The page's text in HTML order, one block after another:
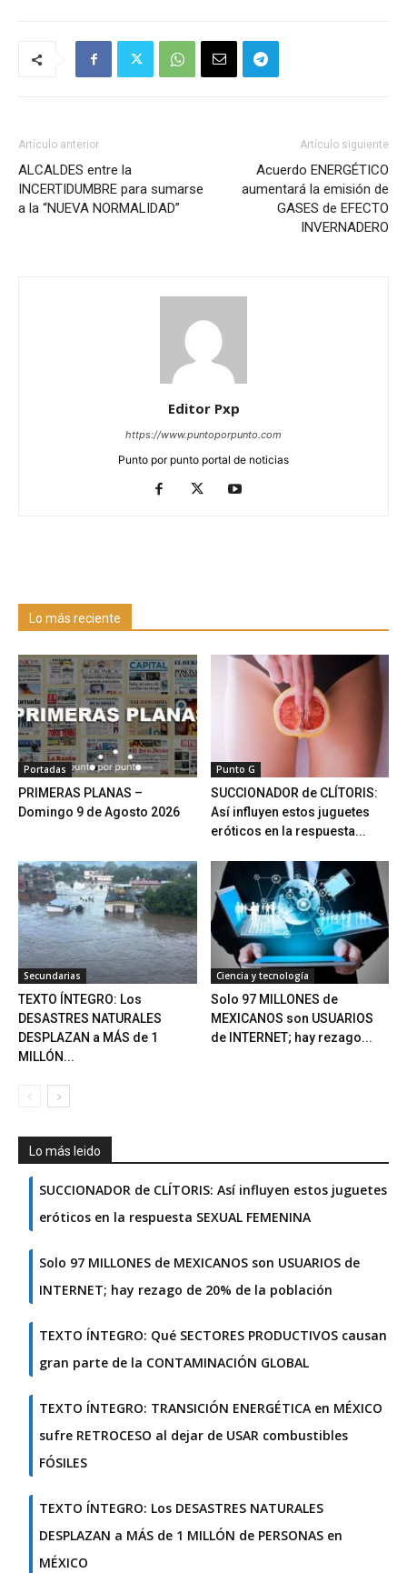
Artículo anterior
ALCALDES entre la
INCERTIDUMBRE para sumarse
a la “NUEVA NORMALIDAD”
Artículo siguiente
Acuerdo ENERGÉTICO
aumentará la emisión de
GASES de EFECTO
INVERNADERO
Editor Pxp
https://www.puntoporpunto.com
Punto por punto portal de noticias
Lo más reciente
Portadas
PRIMERAS PLANAS –
Domingo 9 de Agosto 2026
Punto G
SUCCIONADOR de CLÍTORIS:
Así influyen estos juguetes
eróticos en la respuesta...
Secundarias
TEXTO ÍNTEGRO: Los
DESASTRES NATURALES
DESPLAZAN a MÁS de 1
MILLÓN...
Ciencia y tecnología
Solo 97 MILLONES de
MEXICANOS son USUARIOS
de INTERNET; hay rezago...
Lo más leido
SUCCIONADOR de CLÍTORIS: Así influyen estos juguetes
eróticos en la respuesta SEXUAL FEMENINA
Solo 97 MILLONES de MEXICANOS son USUARIOS de
INTERNET; hay rezago de 20% de la población
TEXTO ÍNTEGRO: Qué SECTORES PRODUCTIVOS causan
gran parte de la CONTAMINACIÓN GLOBAL
TEXTO ÍNTEGRO: TRANSICIÓN ENERGÉTICA en MÉXICO
sufre RETROCESO al dejar de USAR combustibles
FÓSILES
TEXTO ÍNTEGRO: Los DESASTRES NATURALES
DESPLAZAN a MÁS de 1 MILLÓN de PERSONAS en
MÉXICO